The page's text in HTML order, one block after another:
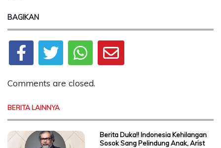
BAGIKAN
Comments are closed.
BERITA LAINNYA
Berita Duka!! Indonesia Kehilangan
Sosok Sang Pelindung Anak, Arist